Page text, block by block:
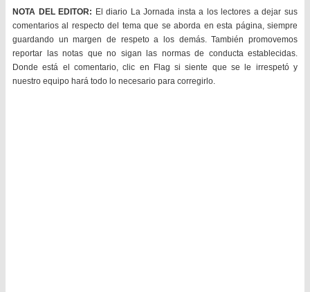
NOTA DEL EDITOR: El diario La Jornada insta a los lectores a dejar sus
comentarios al respecto del tema que se aborda en esta página, siempre
guardando un margen de respeto a los demás. También promovemos
reportar las notas que no sigan las normas de conducta establecidas.
Donde está el comentario, clic en Flag si siente que se le irrespetó y
nuestro equipo hará todo lo necesario para corregirlo.